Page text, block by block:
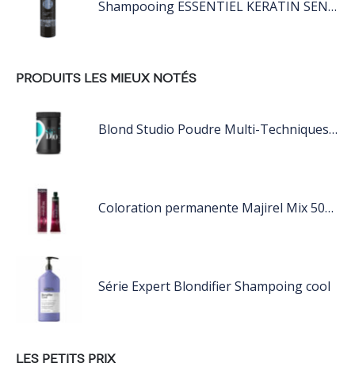
Shampooing ESSENTIEL KERATIN SENSITIVE 1L
PRODUITS LES MIEUX NOTÉS
Blond Studio Poudre Multi-Techniques Éclaircissante Jusqu'À 9 Tons
Coloration permanente Majirel Mix 50ML
Série Expert Blondifier Shampoing cool
LES PETITS PRIX